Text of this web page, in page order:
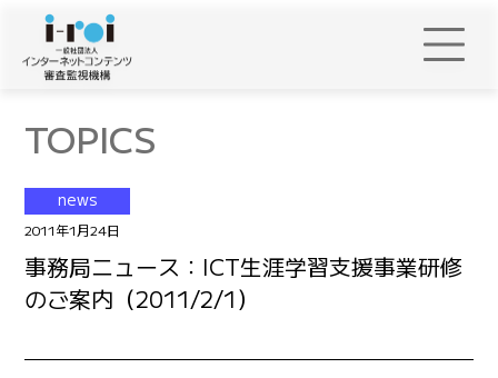
TOPICS
news
2011年1月24日
事務局ニュース：ICT生涯学習支援事業研修
のご案内（2011/2/1）